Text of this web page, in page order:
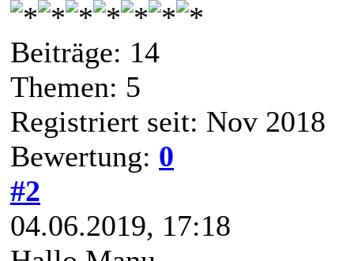
Beiträge: 14
Themen: 5
Registriert seit: Nov 2018
Bewertung: 0
#2
04.06.2019, 17:18